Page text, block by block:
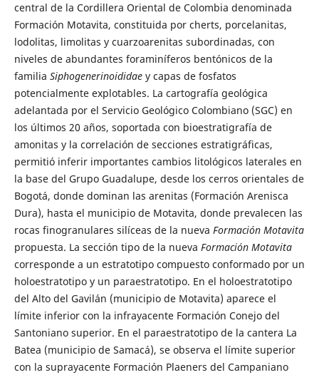
central de la Cordillera Oriental de Colombia denominada
Formación Motavita, constituida por cherts, porcelanitas,
lodolitas, limolitas y cuarzoarenitas subordinadas, con
niveles de abundantes foraminíferos bentónicos de la
familia Siphogenerinoididaey capas de fosfatos
potencialmente explotables. La cartografía geológica
adelantada por el Servicio Geológico Colombiano (SGC) en
los últimos 20 años, soportada con bioestratigrafía de
amonitas y la correlación de secciones estratigráficas,
permitió inferir importantes cambios litológicos laterales en
la base del Grupo Guadalupe, desde los cerros orientales de
Bogotá, donde dominan las arenitas (Formación Arenisca
Dura), hasta el municipio de Motavita, donde prevalecen las
rocas finogranulares silíceas de la nueva Formación Motavita
propuesta. La sección tipo de la nueva Formación Motavita
corresponde a un estratotipo compuesto conformado por un
holoestratotipo y un paraestratotipo. En el holoestratotipo
del Alto del Gavilán (municipio de Motavita) aparece el
límite inferior con la infrayacente Formación Conejo del
Santoniano superior. En el paraestratotipo de la cantera La
Batea (municipio de Samacá), se observa el límite superior
con la suprayacente Formación Plaeners del Campaniano